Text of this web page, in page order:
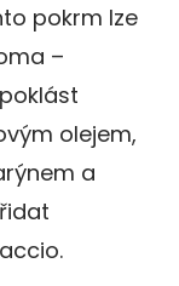
pokrm lze
–
olejem,
a